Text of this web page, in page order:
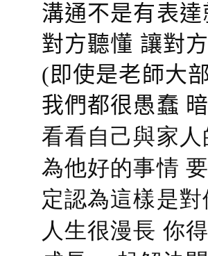
溝通不是有表
對方聽懂 讓對
(即使是老師大
我們都很愚蠢
看看自己與家
為他好的事情
定認為這樣是對
人生很漫長 你